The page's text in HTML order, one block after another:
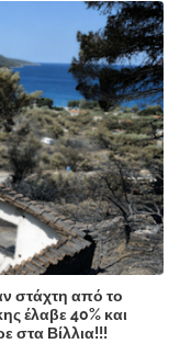
στάχτη από το
έλαβε 40% και
στα Βίλλια!!!